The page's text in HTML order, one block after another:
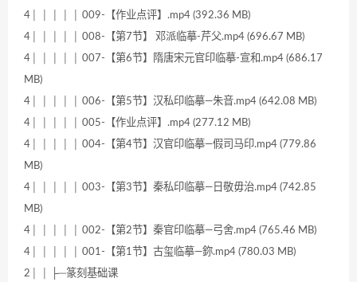
4│ │ │ │ │ 009-【作业点评】.mp4 (392.36 MB)
4│ │ │ │ │ 008-【第7节】 邓派临摹-芹父.mp4 (696.67 MB)
4│ │ │ │ │ 007-【第6节】隋唐宋元官印临摹-宣和.mp4 (686.17
MB)
4│ │ │ │ │ 006-【第5节】汉私印临摹—朱音.mp4 (642.08 MB)
4│ │ │ │ │ 005-【作业点评】.mp4 (277.12 MB)
4│ │ │ │ │ 004-【第4节】汉官印临摹—假司马印.mp4 (779.86
MB)
4│ │ │ │ │ 003-【第3节】秦私印临摹—日敬毋治.mp4 (742.85
MB)
4│ │ │ │ │ 002-【第2节】秦官印临摹—弓舍.mp4 (765.46 MB)
4│ │ │ │ │ 001-【第1节】古玺临摹—鉨.mp4 (780.03 MB)
2│ │ ├─篆刻基础课